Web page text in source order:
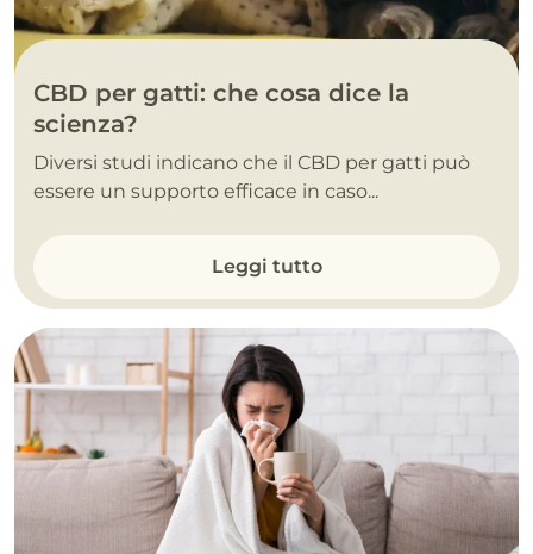
CBD per gatti: che cosa dice la
scienza?
Diversi studi indicano che il CBD per gatti può
essere un supporto efficace in caso...
Leggi tutto